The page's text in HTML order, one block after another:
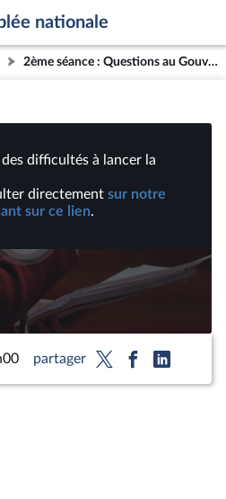
nationale
2ème séance : Questions au Gouvernement ; Débat sur lebilan de la loi de programmationmilitaire 2019-2025. | Vidéos
Lire
la
vidéo
difficultés à lancer la
directement sur notre
sur ce lien.
partager